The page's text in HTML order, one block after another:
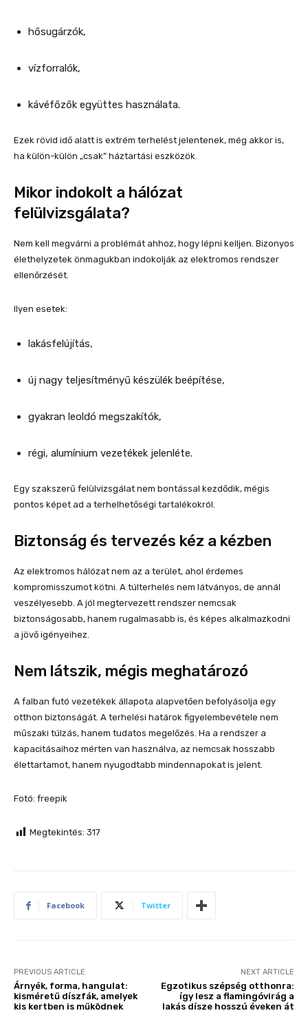
hősugárzók,
vízforralók,
kávéfőzők együttes használata.
Ezek rövid idő alatt is extrém terhelést jelentenek, még akkor is,
ha külön-külön „csak” háztartási eszközök.
Mikor indokolt a hálózat
felülvizsgálata?
Nem kell megvárni a problémát ahhoz, hogy lépni kelljen. Bizonyos
élethelyzetek önmagukban indokolják az elektromos rendszer
ellenőrzését.
Ilyen esetek:
lakásfelújítás,
új nagy teljesítményű készülék beépítése,
gyakran leoldó megszakítók,
régi, alumínium vezetékek jelenléte.
Egy szakszerű felülvizsgálat nem bontással kezdődik, mégis
pontos képet ad a terhelhetőségi tartalékokról.
Biztonság és tervezés kéz a kézben
Az elektromos hálózat nem az a terület, ahol érdemes
kompromisszumot kötni. A túlterhelés nem látványos, de annál
veszélyesebb. A jól megtervezett rendszer nemcsak
biztonságosabb, hanem rugalmasabb is, és képes alkalmazkodni
a jövő igényeihez.
Nem látszik, mégis meghatározó
A falban futó vezetékek állapota alapvetően befolyásolja egy
otthon biztonságát. A terhelési határok figyelembevétele nem
műszaki túlzás, hanem tudatos megelőzés. Ha a rendszer a
kapacitásaihoz mérten van használva, az nemcsak hosszabb
élettartamot, hanem nyugodtabb mindennapokat is jelent.
Fotó: freepik
Megtekintés: 317
Facebook Twitter
PREVIOUS ARTICLE
Árnyék, forma, hangulat:
kisméretű díszfák, amelyek
kis kertben is működnek
NEXT ARTICLE
Egzotikus szépség otthonra:
így lesz a flamingóvirág a
lakás dísze hosszú éveken át